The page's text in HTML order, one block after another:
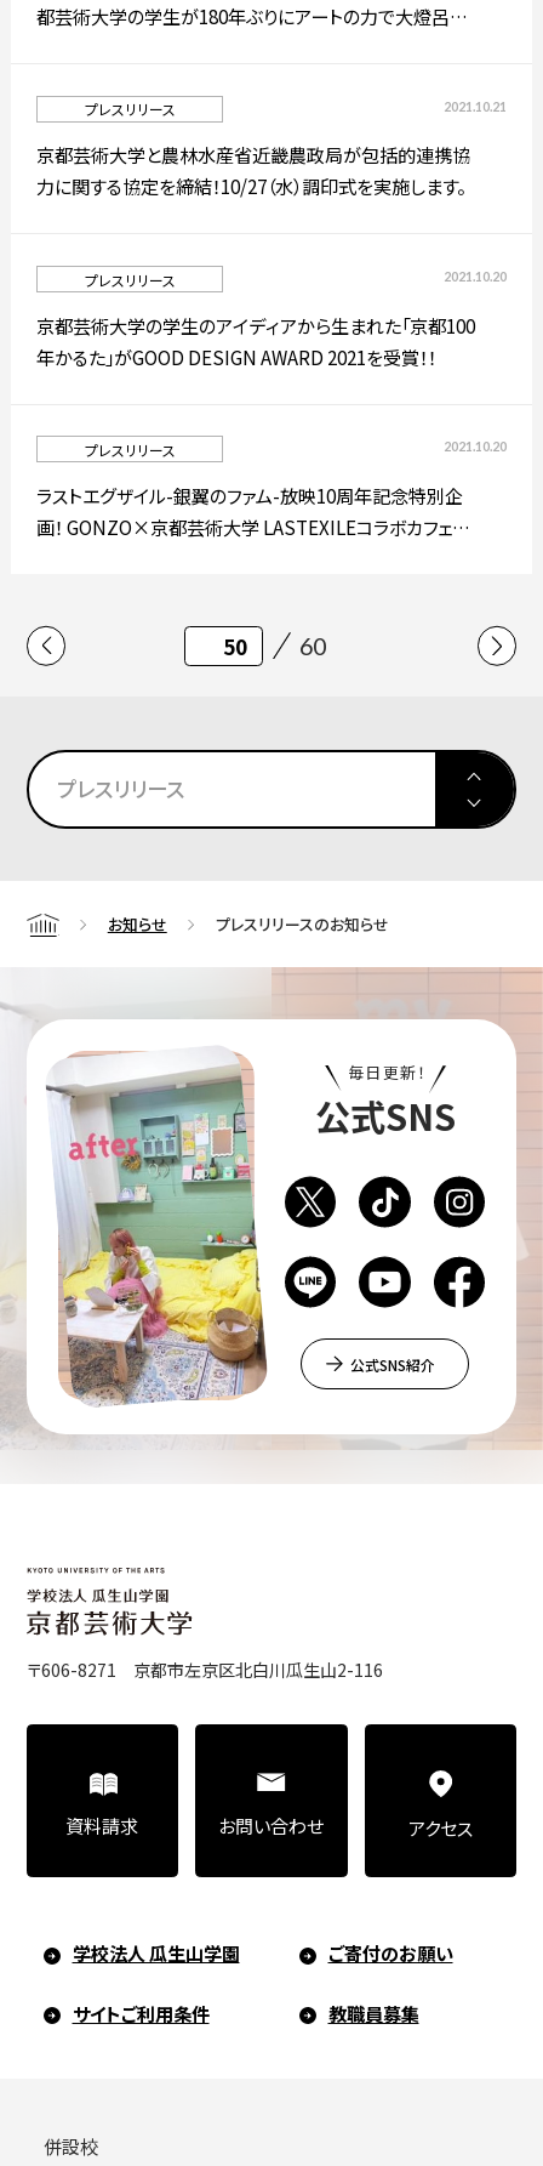
都芸術大学の学生が180年ぶりにアートの力で大燈呂を
2021.10.21
プレスリリース
京都芸術大学と農林水産省近畿農政局が包括的連携協
力に関する協定を締結！10/27（水）調印式を実施します。
2021.10.20
プレスリリース
京都芸術大学の学生のアイディアから生まれた「京都100
年かるた」がGOOD DESIGN AWARD 2021を受賞！！
2021.10.20
プレスリリース
ラストエグザイル-銀翼のファム-放映10周年記念特別企
画！ GONZO×京都芸術大学 LASTEXILEコラボカフェ&
60
プレスリリース
Home お知らせ プレスリリースのお知らせ
毎日更新！
公式SNS
公式SNS紹介
〒606-8271 京都市左京区北白川瓜生山2-116
学校法人 瓜生山学園 ご寄付のお願い
サイトご利用条件 教職員募集
資料請求 お問い合わせ アクセス
併設校